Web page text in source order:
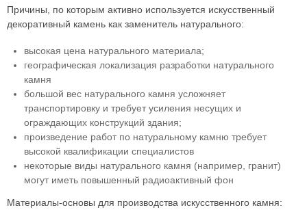
Причины, по которым активно используется искусственный
декоративный камень как заменитель натурального:
высокая цена натурального материала;
географическая локализация разработки натурального
камня
большой вес натурального камня усложняет
транспортировку и требует усиления несущих и
ограждающих конструкций здания;
произведение работ по натуральному камню требует
высокой квалификации специалистов
некоторые виды натурального камня (например, гранит)
могут иметь повышенный радиоактивный фон
Материалы-основы для производства искусственного камня: